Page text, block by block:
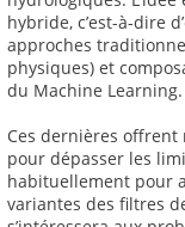
hybride, c’est-à-dire
approches
physiques) et
du Machine Learning.
Ces dernières
pour dépasser les
habituellement pour
variantes des filtres